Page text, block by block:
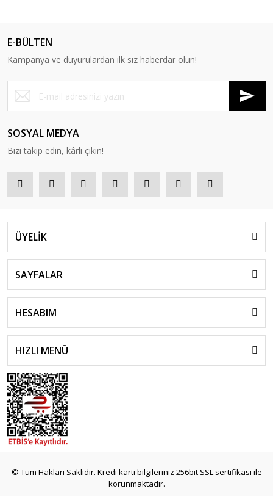
E-BÜLTEN
Kampanya ve duyurulardan ilk siz haberdar olun!
SOSYAL MEDYA
Bizi takip edin, kârlı çıkın!
ÜYELİK
SAYFALAR
HESABIM
HIZLI MENÜ
© Tüm Hakları Saklıdır. Kredi kartı bilgileriniz 256bit SSL sertifikası ile
korunmaktadır.